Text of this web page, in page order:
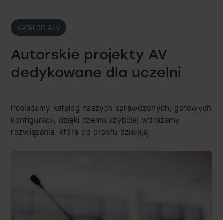
KATALOG A+V
Autorskie projekty AV
dedykowane dla uczelni
Posiadamy katalog naszych sprawdzonych, gotowych
konfiguracji, dzięki czemu szybciej wdrażamy
rozwiązania, które po prostu działają.